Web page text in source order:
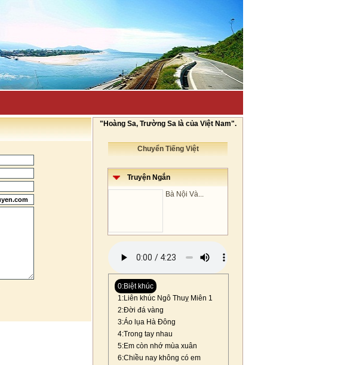
"Hoàng Sa, Trường Sa là của Việt Nam".
Chuyển Tiếng Việt
Truyện Ngắn
Bà Nội Và...
0:Biệt khúc
1:Liên khúc Ngô Thuỵ Miên 1
2:Đời đá vàng
3:Áo lụa Hà Đông
4:Trong tay nhau
5:Em còn nhớ mùa xuân
6:Chiều nay không có em